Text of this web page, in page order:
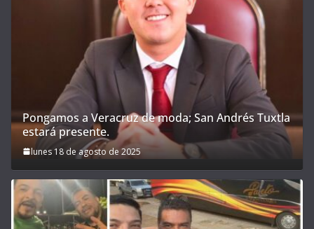
Pongamos a Veracruz de moda; San Andrés Tuxtla
estará presente.
lunes 18 de agosto de 2025